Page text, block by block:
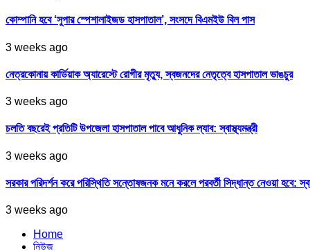
কোম্পানি হবে ‘সুপার স্পেশালাইজড হাসপাতাল’, সংসদে বিএমইউ বিল পাস
3 weeks ago
নেত্রকোনায় কার্ডিয়াক অ্যারেস্টে রোগীর মৃত্যু, স্বজনদের নেতৃত্বে হাসপাতাল ভাঙচুর
3 weeks ago
চলতি বছরেই প্রতিটি উপজেলা হাসপাতাল পাবে আধুনিক ল্যাব: স্বাস্থ্যমন্ত্রী
3 weeks ago
সরকার পরিদর্শন করে পরিস্থিতি সন্তোষজনক মনে করলে পরবর্তী সিদ্ধান্ত নেওয়া হবে:
3 weeks ago
Home
নিউজ